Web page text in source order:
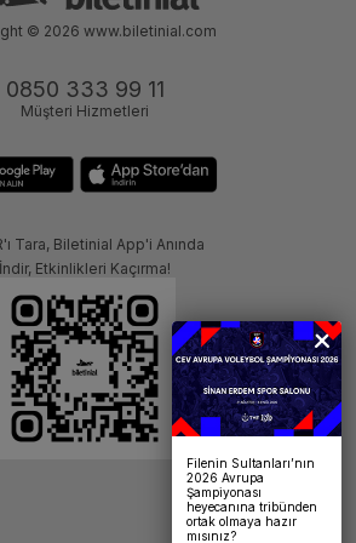
0850 333 99 11
Müşteri Hizmetleri
Tara, Biletinial App'i Anında
İndir, Etkinlikleri Kaçırma!
© 2026 www.biletinial.com
Filenin Sultanları’nın
2026 Avrupa
Şampiyonası
heyecanına tribünden
ortak olmaya hazır
mısınız?